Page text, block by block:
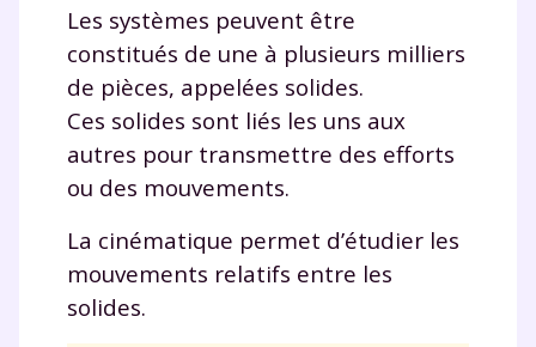
Les systèmes peuvent être
constitués de une à plusieurs milliers
de pièces, appelées solides.
Ces solides sont liés les uns aux
autres pour transmettre des efforts
ou des mouvements.
La cinématique permet d’étudier les
mouvements relatifs entre les
solides.